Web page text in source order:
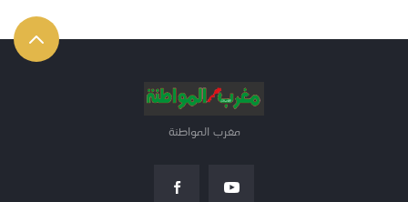
مغرب المواطنة